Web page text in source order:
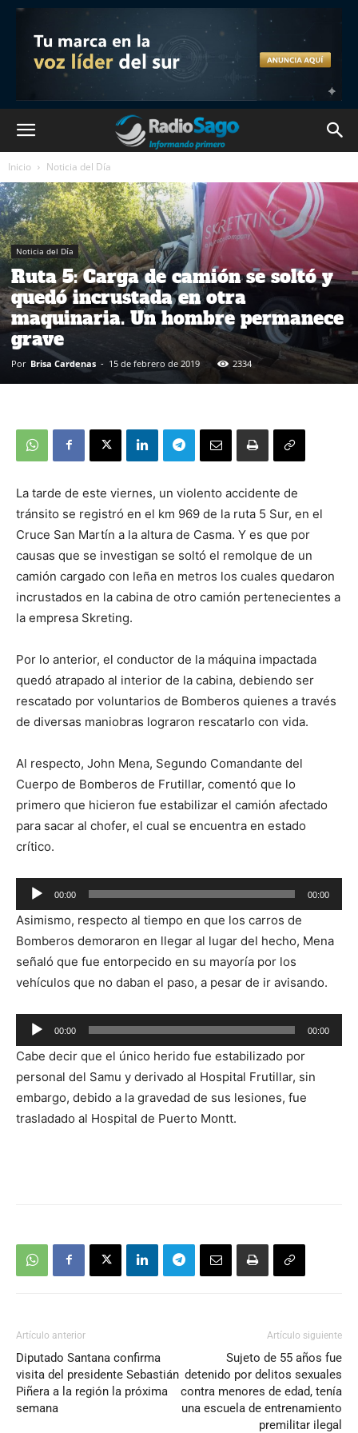
Inicio Noticia del Día
Noticia del Día
Ruta 5: Carga de camión se soltó y
quedó incrustada en otra
maquinaria. Un hombre permanece
grave
Por Brisa Cardenas - 15 de febrero de 2019 2334
La tarde de este viernes, un violento accidente de
tránsito se registró en el km 969 de la ruta 5 Sur, en el
Cruce San Martín a la altura de Casma. Y es que por
causas que se investigan se soltó el remolque de un
camión cargado con leña en metros los cuales quedaron
incrustados en la cabina de otro camión pertenecientes a
la empresa Skreting.
Por lo anterior, el conductor de la máquina impactada
quedó atrapado al interior de la cabina, debiendo ser
rescatado por voluntarios de Bomberos quienes a través
de diversas maniobras lograron rescatarlo con vida.
Al respecto, John Mena, Segundo Comandante del
Cuerpo de Bomberos de Frutillar, comentó que lo
primero que hicieron fue estabilizar el camión afectado
para sacar al chofer, el cual se encuentra en estado
crítico.
Reproductor
de
audio
00:00 00:00
Asimismo, respecto al tiempo en que los carros de
Bomberos demoraron en llegar al lugar del hecho, Mena
señaló que fue entorpecido en su mayoría por los
vehículos que no daban el paso, a pesar de ir avisando.
Reproductor
de
audio
00:00 00:00
Cabe decir que el único herido fue estabilizado por
personal del Samu y derivado al Hospital Frutillar, sin
embargo, debido a la gravedad de sus lesiones, fue
trasladado al Hospital de Puerto Montt.
Artículo anterior
Diputado Santana confirma
visita del presidente Sebastián
Piñera a la región la próxima
semana
Artículo siguiente
Sujeto de 55 años fue
detenido por delitos sexuales
contra menores de edad, tenía
una escuela de entrenamiento
premilitar ilegal